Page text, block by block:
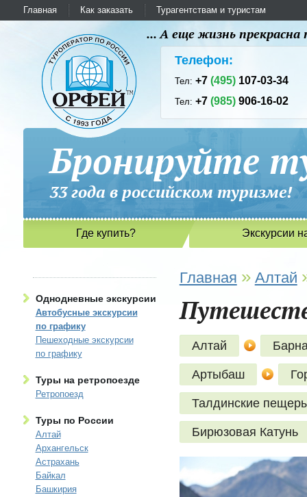
Главная Как заказать Турагентствам и туристам
... А еще жизнь
Телефон:
Тел:+7(495) 107-03-34
Тел:+7(985) 906-16-02
Бронируйте
33 года в российском
Где купить? Экскурсии
Однодневные экскурсии
Автобусные экскурсии
по графику
Пешеходные экскурсии
по графику
Туры на ретропоезде
Ретропоезд
Туры по России
Алтай
Архангельск
Астрахань
Байкал
Башкирия
Главная » Алтай
Алтай
Артыбаш
Талдинские
Бирюзовая Катунь